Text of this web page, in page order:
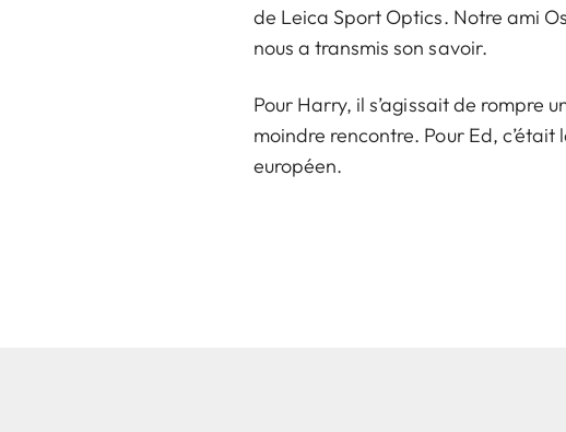
de Leica Sport Optics. Notre ami
nous a transmis son savoir.
Pour Harry, il s’agissait de rompre
moindre rencontre. Pour Ed,
européen.